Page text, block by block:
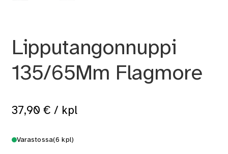
Lipputangonnuppi
135/65Mm Flagmore
37,90 € / kpl
Varastossa(6 kpl)